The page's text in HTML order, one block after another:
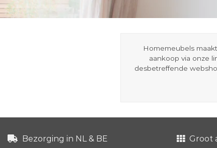
Homemeubels
aankoop via onze
desbetreffende
Bezorging in NL & BE Groot